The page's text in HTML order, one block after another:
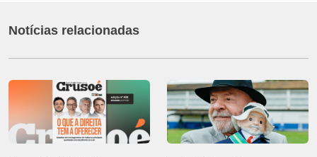
Notícias relacionadas